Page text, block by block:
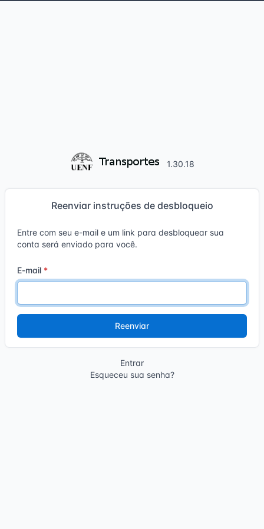
1.30.18
Reenviar instruções de desbloqueio
Entre com seu e-mail e um link para desbloquear sua
conta será enviado para você.
E-mail
Entrar
Esqueceu sua senha?